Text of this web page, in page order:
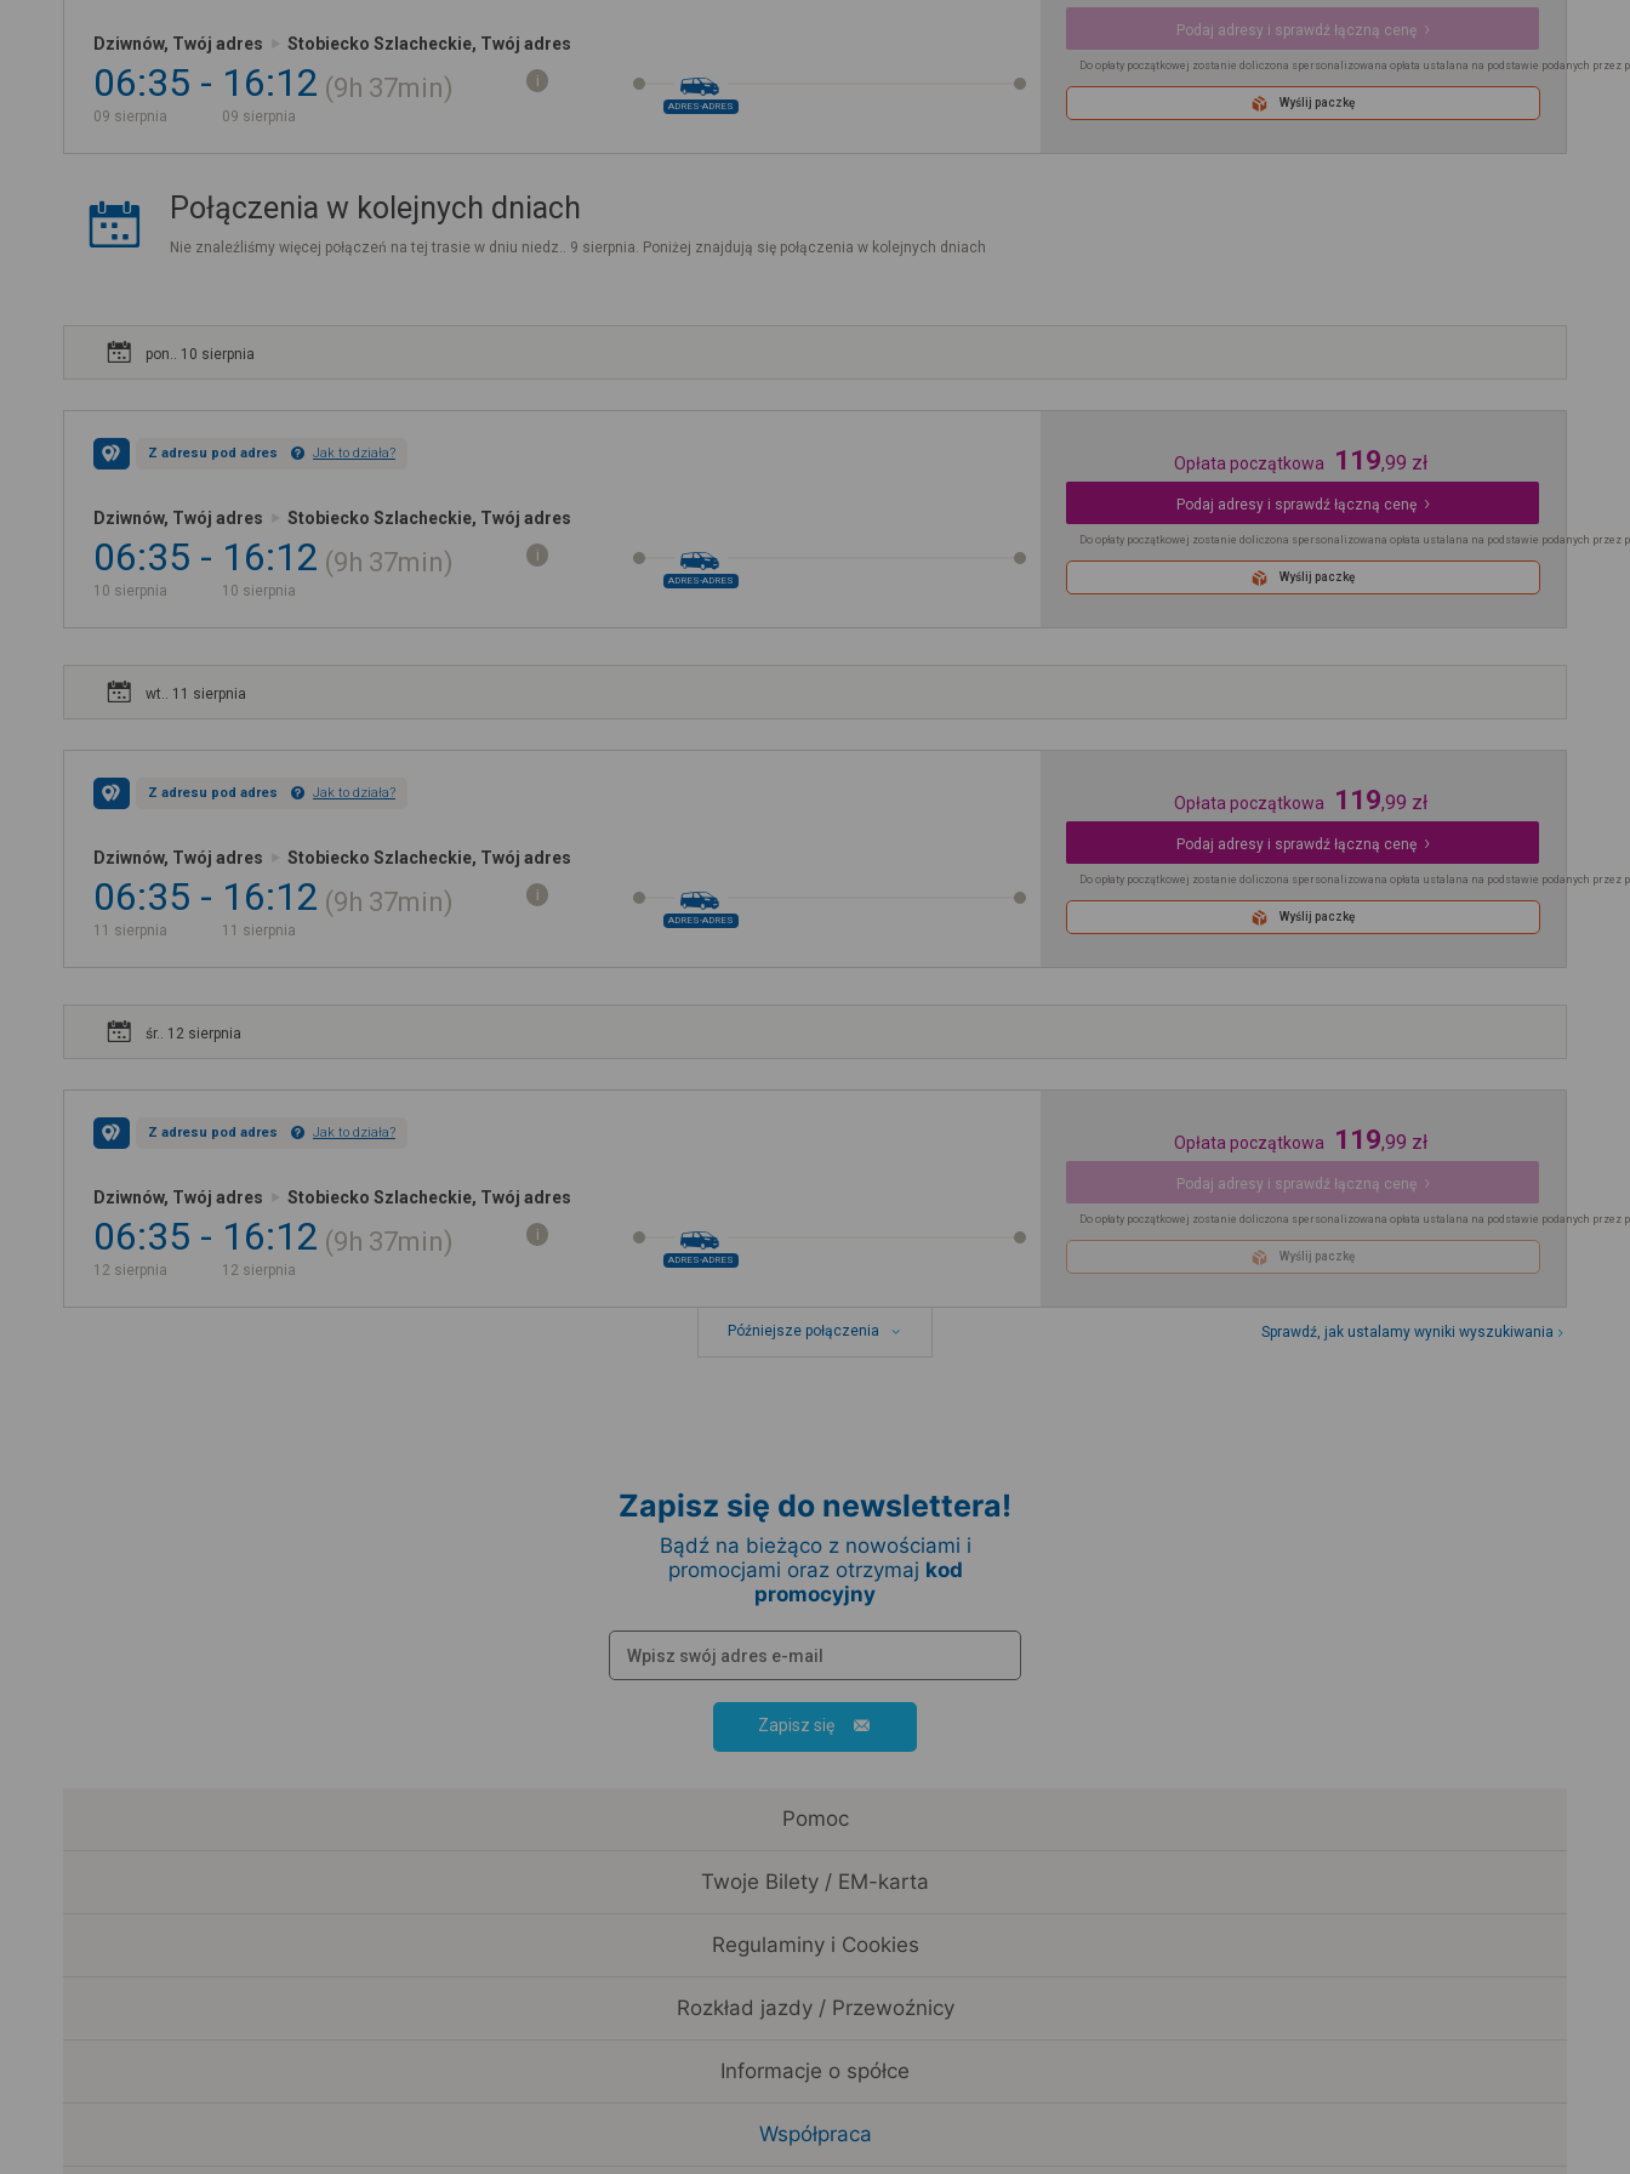
Dziwnów, Twój adres Stobiecko Szlacheckie, Twój adres
06:35
09 sierpnia
16:12
09 sierpnia
9h 37min
ADRES-ADRES
Podaj adresy i sprawdź łączną cenę
Do opłaty początkowej zostanie doliczona spersonalizowana opłata ustalana na podstawie podanych przez
Wyślij paczkę
Połączenia w kolejnych dniach
Nie znaleźliśmy więcej połączeń na tej trasie w dniu niedz.. 9 sierpnia. Poniżej znajdują się połączenia w kolejnych dniach
pon.. 10 sierpnia
Z adresu pod adres Jak to działa?
Dziwnów, Twój adres Stobiecko Szlacheckie, Twój adres
06:35
10 sierpnia
16:12
10 sierpnia
9h 37min
ADRES-ADRES
Opłata początkowa 119,99 zł
Podaj adresy i sprawdź łączną cenę
Do opłaty początkowej zostanie doliczona spersonalizowana opłata ustalana na podstawie podanych przez
Wyślij paczkę
wt.. 11 sierpnia
Z adresu pod adres Jak to działa?
Dziwnów, Twój adres Stobiecko Szlacheckie, Twój adres
06:35
11 sierpnia
16:12
11 sierpnia
9h 37min
ADRES-ADRES
Opłata początkowa 119,99 zł
Podaj adresy i sprawdź łączną cenę
Do opłaty początkowej zostanie doliczona spersonalizowana opłata ustalana na podstawie podanych przez
Wyślij paczkę
śr.. 12 sierpnia
Z adresu pod adres Jak to działa?
Dziwnów, Twój adres Stobiecko Szlacheckie, Twój adres
06:35
12 sierpnia
16:12
12 sierpnia
9h 37min
ADRES-ADRES
Opłata początkowa 119,99 zł
Podaj adresy i sprawdź łączną cenę
Do opłaty początkowej zostanie doliczona spersonalizowana opłata ustalana na podstawie podanych przez
Wyślij paczkę
Późniejsze połączenia Sprawdź, jak ustalamy wyniki wyszukiwania
Zapisz się do newslettera!
Bądź na bieżąco z nowościami i
promocjami oraz otrzymaj kod
promocyjny
Zapisz się
Pomoc
Twoje Bilety / EM-karta
Regulaminy i Cookies
Rozkład jazdy / Przewoźnicy
Informacje o spółce
Współpraca